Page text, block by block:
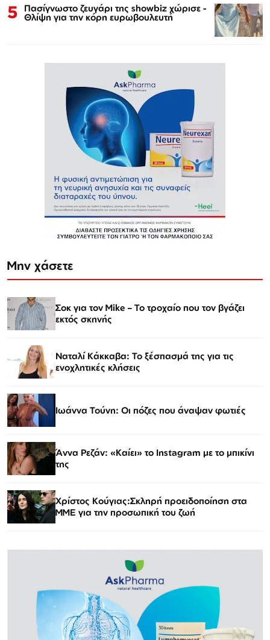
5 Πασίγνωστο ζευγάρι της showbiz χώρισε -
Θλίψη για την κόρη ευρωβουλευτή
Μην χάσετε
Σοκ για τον Mike – Το τροχαίο που τον βγάζει
εκτός σκηνής
Ναταλί Κάκκαβα: Το ξέσπασμά της για τις
ενοχλητικές κλήσεις
Ιωάννα Τούνη: Οι πόζες που άναψαν φωτιές
Άννα Ρεζάν: «Καίει» το Instagram με το μπικίνι
της
Χρίστος Κούγιας:Σκληρή προειδοποίηση στα
ΜΜΕ για την προσωπική του ζωή